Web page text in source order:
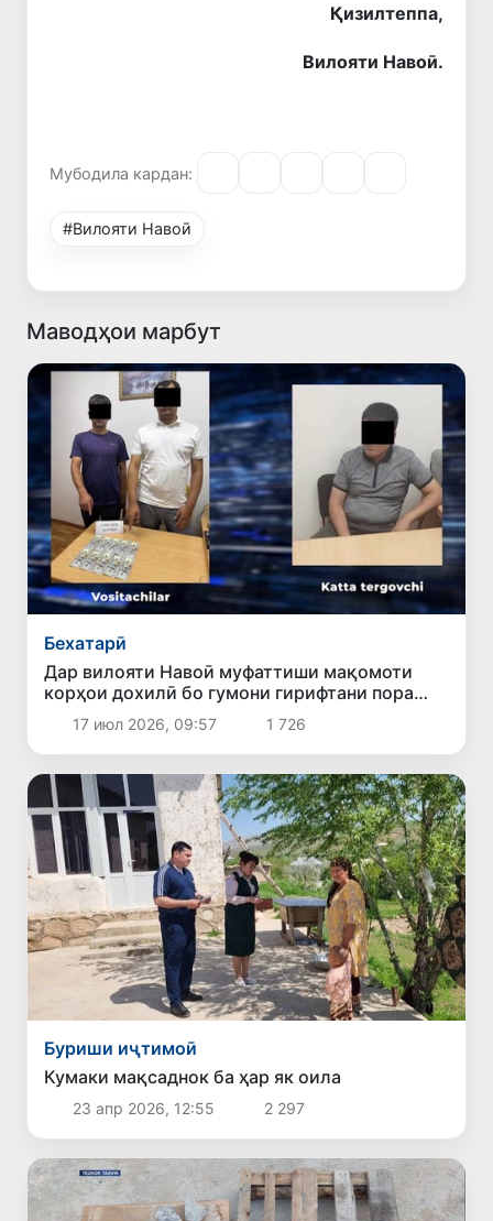
Қизилтеппа,
Вилояти Навоӣ.
Мубодила кардан:
#Вилояти Навоӣ
Маводҳои марбут
Бехатарӣ
Дар вилояти Навоӣ муфаттиши мақомоти
корҳои дохилӣ бо гумони гирифтани пора
боздошт шуд
17 июл 2026, 09:57 1 726
Буриши иҷтимоӣ
Кумаки мақсаднок ба ҳар як оила
23 апр 2026, 12:55 2 297